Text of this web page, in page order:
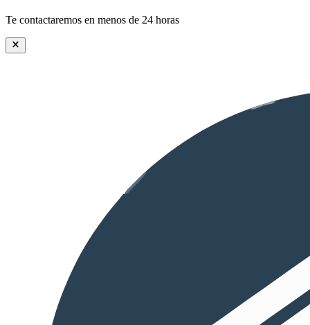
Te contactaremos en menos de 24 horas